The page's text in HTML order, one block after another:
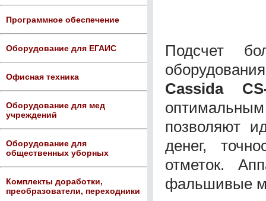
Программное обеспечение
Оборудование для ЕГАИС
Офисная техника
Оборудование для мед
учреждений
Оборудование для
общественных уборных
Комплекты доработки,
преобразователи, переходники
Подсчет
Cassida
позволяют
денег,
отметок.
фальшивые